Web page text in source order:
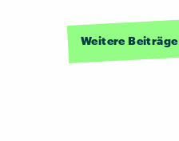
Weitere Beiträge